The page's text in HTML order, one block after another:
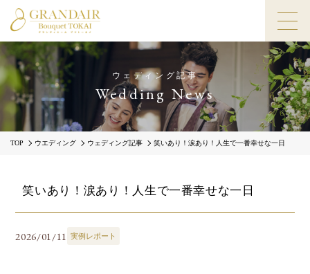
ウェディング記事
Wedding News
TOP ウエディング ウェディング記事 笑いあり！涙あり！人生で一番幸せな一日
笑いあり！涙あり！人生で一番幸せな一日
2026/01/11 実例レポート